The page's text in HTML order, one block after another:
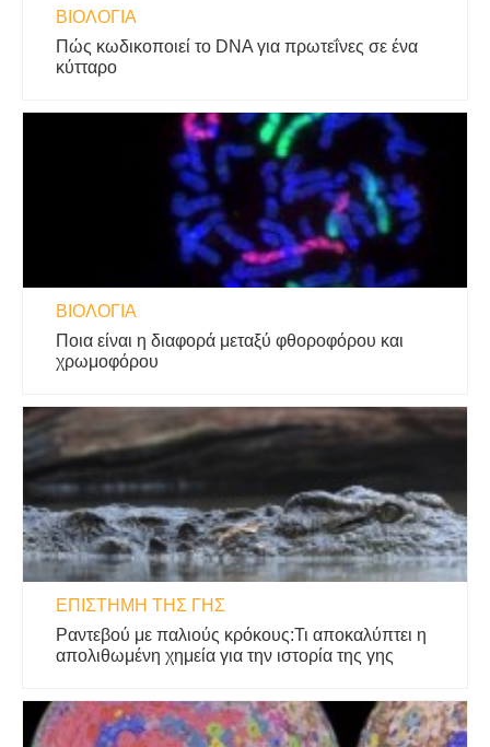
ΒΙΟΛΟΓΊΑ
Πώς κωδικοποιεί το DNA για πρωτεΐνες σε ένα
κύτταρο
ΒΙΟΛΟΓΊΑ
Ποια είναι η διαφορά μεταξύ φθοροφόρου και
χρωμοφόρου
ΕΠΙΣΤΉΜΗ ΤΗΣ ΓΗΣ
Ραντεβού με παλιούς κρόκους:Τι αποκαλύπτει η
απολιθωμένη χημεία για την ιστορία της γης